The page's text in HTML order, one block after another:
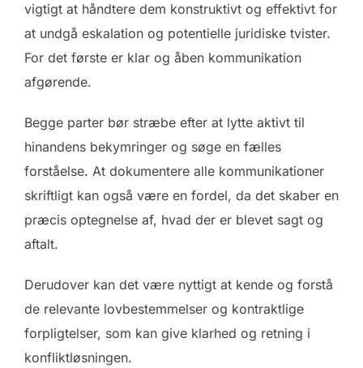
vigtigt at håndtere dem konstruktivt og effektivt for
at undgå eskalation og potentielle juridiske tvister.
For det første er klar og åben kommunikation
afgørende.
Begge parter bør stræbe efter at lytte aktivt til
hinandens bekymringer og søge en fælles
forståelse. At dokumentere alle kommunikationer
skriftligt kan også være en fordel, da det skaber en
præcis optegnelse af, hvad der er blevet sagt og
aftalt.
Derudover kan det være nyttigt at kende og forstå
de relevante lovbestemmelser og kontraktlige
forpligtelser, som kan give klarhed og retning i
konfliktløsningen.